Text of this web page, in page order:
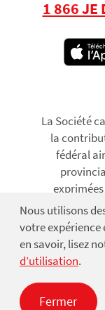
1 866 JE
La Société
la
fédéral
Société
© 2026 La
Use
of
personal
data
and
Nous utilisons
votre expérience
en savoir, lisez
d’utilisation.
Fermer